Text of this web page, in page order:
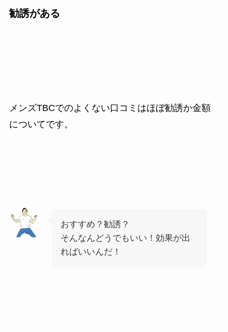
勧誘がある
メンズTBCでのよくない口コミはほぼ勧誘か金額
についてです。
おすすめ？勧誘？
そんなんどうでもいい！効果が出
ればいいんだ！